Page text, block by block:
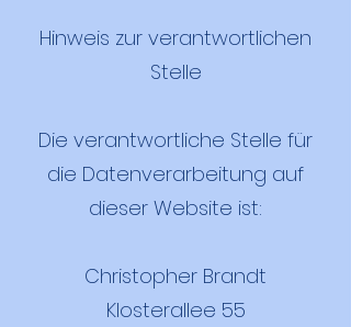
Hinweis zur verantwortlichen
Stelle
Die verantwortliche Stelle für
die Datenverarbeitung auf
dieser Website ist:
Christopher Brandt
Klosterallee 55